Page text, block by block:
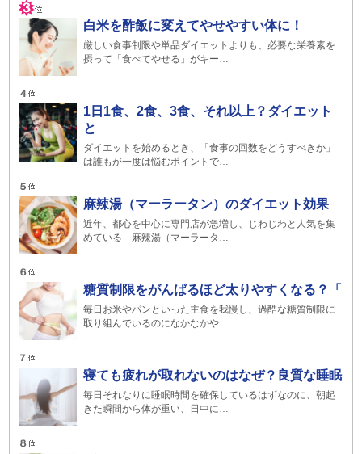
白米を酢飯に変えてやせやすい体に！
厳しい食事制限や単品ダイエットよりも、必要な栄養素を
摂って「食べてやせる」がキー…
1日1食、2食、3食、それ以上？ダイエット
と
ダイエットを始めるとき、「食事の回数をどうすべきか」
は誰もが一度は悩むポイントで…
麻辣湯（マーラータン）のダイエット効果
近年、都心を中心に専門店が急増し、じわじわと人気を集
めている「麻辣湯（マーラータ…
糖質制限をがんばるほど太りやすくなる？「
毎日お米やパンといった主食を我慢し、過酷な糖質制限に
取り組んでいるのになかなかや…
寝ても疲れが取れないのはなぜ？良質な睡眠
毎日それなりに睡眠時間を確保しているはずなのに、朝起
きた瞬間から体が重い、日中に…